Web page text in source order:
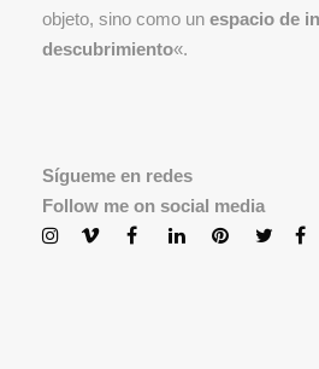
objeto, sino como un espacio de
descubrimiento«.
Sígueme en redes
Follow me on social media